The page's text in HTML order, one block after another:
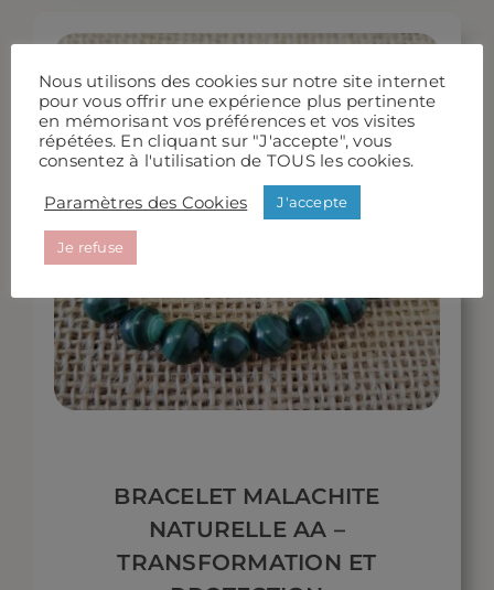
BRACELET MALACHITE
NATURELLE AA –
TRANSFORMATION ET
Nous utilisons des cookies sur notre site internet
pour vous offrir une expérience plus pertinente
en mémorisant vos préférences et vos visites
répétées. En cliquant sur "J'accepte", vous
consentez à l'utilisation de TOUS les cookies.
Paramètres des Cookies J'accepte
Je refuse